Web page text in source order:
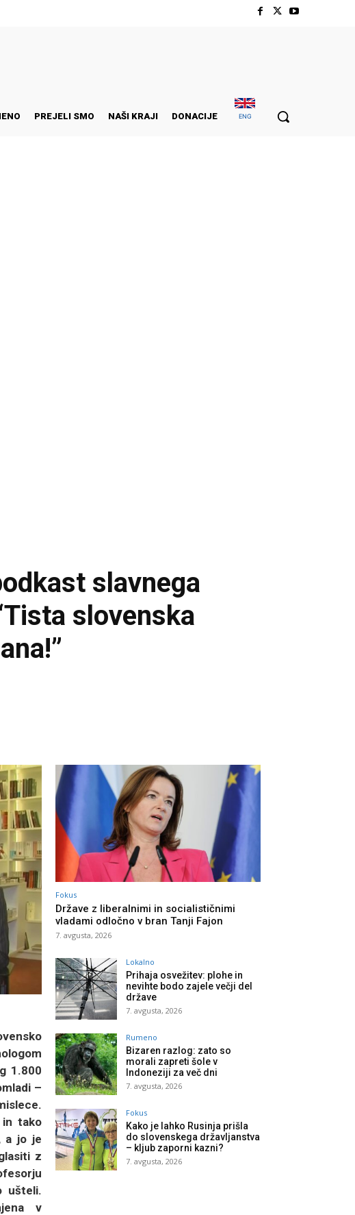
PREJELI SMO NAŠI KRAJI DONACIJE ENG
slavnega
slovenska
1.800
–
in tako
a jo je
z
ušteli.
v
Fokus
Države z liberalnimi in socialističnimi
vladami odločno v bran Tanji Fajon
7. avgusta, 2026
Lokalno
Prihaja osvežitev: plohe in
nevihte bodo zajele večji del
države
7. avgusta, 2026
Rumeno
Bizaren razlog: zato so
morali zapreti šole v
Indoneziji za več dni
7. avgusta, 2026
Fokus
Kako je lahko Rusinja prišla
do slovenskega državljanstva
– kljub zaporni kazni?
7. avgusta, 2026